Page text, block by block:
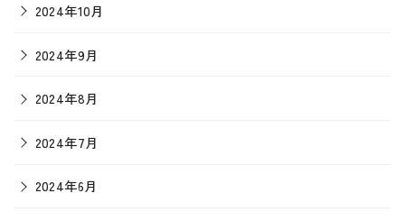
2024年10月
2024年9月
2024年8月
2024年7月
2024年6月